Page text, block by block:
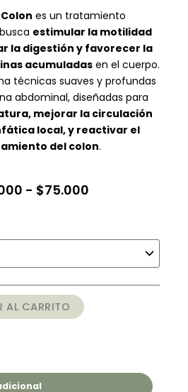
es un tratamiento
estimular la motilidad
la digestión y favorecer la
acumuladasen el cuerpo.
técnicas suaves y profundas
abdominal, diseñadas para
mejorar la circulación
local, y reactivar el
del colon.
- $75.000
$22.000
AL CARRITO